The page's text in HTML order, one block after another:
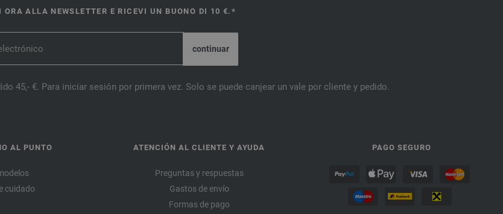
ORA ALLA NEWSLETTER E RICEVI UN BUONO DI 10 €.*
45,- €. Para iniciar sesión por primera vez. Solo se puede canjear un vale por cliente y pedido.
AL PUNTO
cuidado
ATENCIÓN AL CLIENTE Y AYUDA
Preguntas y respuestas
Gastos de envío
Formas de pago
PAGO SEGURO